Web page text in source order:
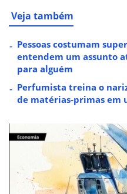
Veja também
Pessoas costumam
entendem um assunto
para alguém
Perfumista treina o
de matérias-primas em